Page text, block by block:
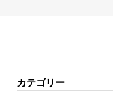
カテゴリー